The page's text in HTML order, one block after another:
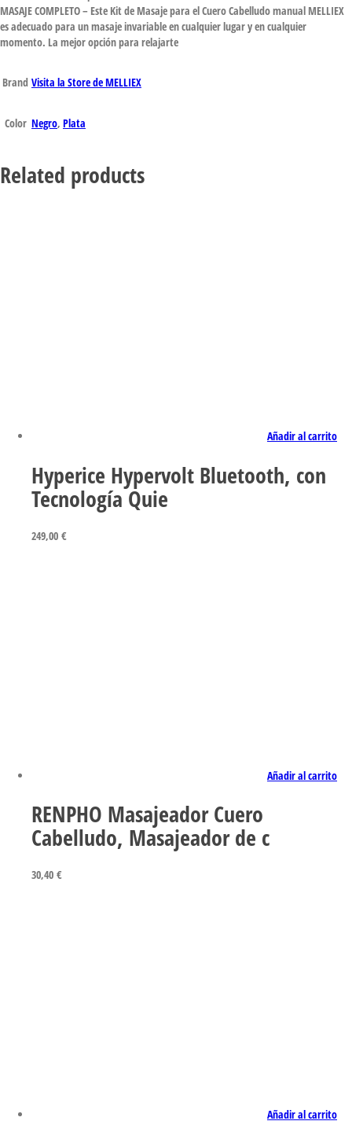
MASAJE COMPLETO – Este Kit de Masaje para el Cuero Cabelludo manual MELLIEX
es adecuado para un masaje invariable en cualquier lugar y en cualquier
momento. La mejor opción para relajarte
Brand Visita la Store de MELLIEX
Color Negro, Plata
Related products
Añadir al carrito
Hyperice Hypervolt Bluetooth, con
Tecnología Quie
249,00 €
Añadir al carrito
RENPHO Masajeador Cuero
Cabelludo, Masajeador de c
30,40 €
Añadir al carrito